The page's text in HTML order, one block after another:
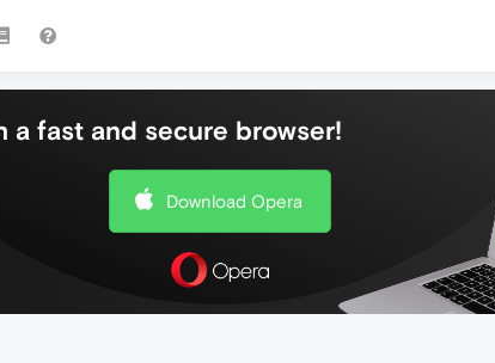
a fast and secure browser!
Download Opera